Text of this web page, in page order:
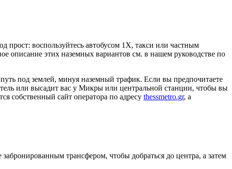
воспользуйтесь автобусом 1X, такси или частным
описание этих наземных вариантов см. в нашем руководстве по
под землей, минуя наземный трафик. Если вы предпочитаете
или высадит вас у Микры или центральной станции, чтобы вы
собственный сайт оператора по адресу thessmetro.gr, а
трансфером, чтобы добраться до центра, а затем